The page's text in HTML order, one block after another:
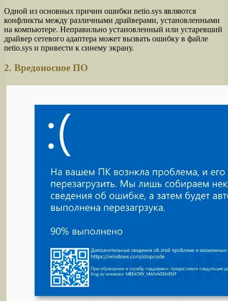
Одной из основных причин ошибки netio.sys являются
конфликты между различными драйверами, установленными
на компьютере. Неправильно установленный или устаревший
драйвер сетевого адаптера может вызвать ошибку в файле
netio.sys и привести к синему экрану.
2. Вредоносное ПО